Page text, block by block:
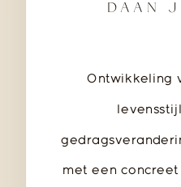
Ontwikkeling
met een
DAAN